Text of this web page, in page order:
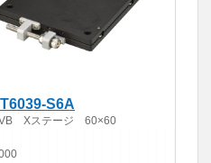
S6A
Xステージ 60×60